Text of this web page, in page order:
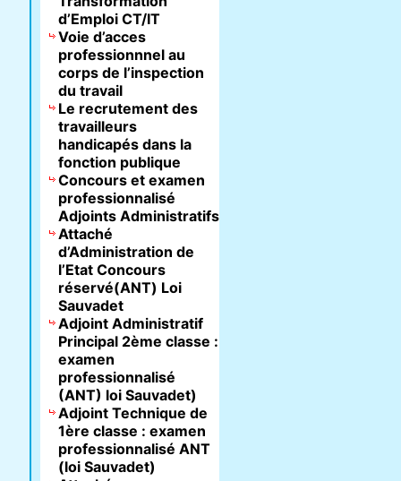
d’Emploi CT/IT
Voie d’acces
professionnnel au
corps de l’inspection
du travail
Le recrutement des
travailleurs
handicapés dans la
fonction publique
Concours et examen
professionnalisé
Adjoints Administratifs
Attaché
d’Administration de
l’Etat Concours
réservé(ANT) Loi
Sauvadet
Adjoint Administratif
Principal 2ème classe :
examen
professionnalisé
(ANT) loi Sauvadet)
Adjoint Technique de
1ère classe : examen
professionnalisé ANT
(loi Sauvadet)